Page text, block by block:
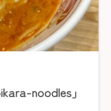
noodles」